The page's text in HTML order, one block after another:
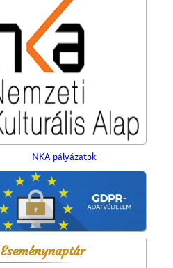
NKA pályázatok
Eseménynaptár